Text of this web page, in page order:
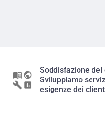
Soddisfazione del
Sviluppiamo
esigenze dei